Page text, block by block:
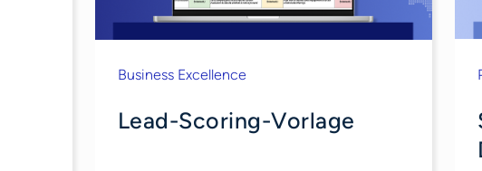
Business Excellence
Lead-Scoring-Vorlage